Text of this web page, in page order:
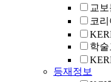
교
코
학
등재정보